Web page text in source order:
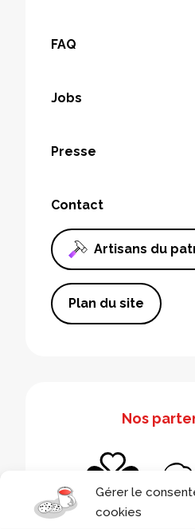
Gérer le
cookies
FAQ
Jobs
Presse
Contact
Artisans du
Plan du site
Nos